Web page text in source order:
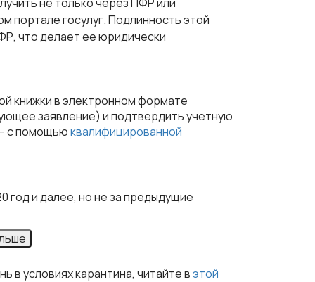
портале госулуг. Подлинность этой
что делает ее юридически
книжки в электронном формате
заявление) и подтвердить учетную
с помощьюквалифицированной
год и далее, но не за предыдущие
в условиях карантина, читайте вэтой